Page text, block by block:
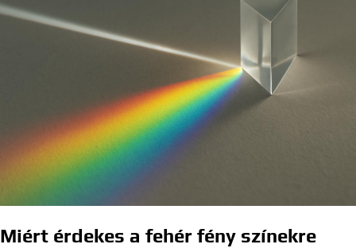
Miért érdekes a fehér fény színekre